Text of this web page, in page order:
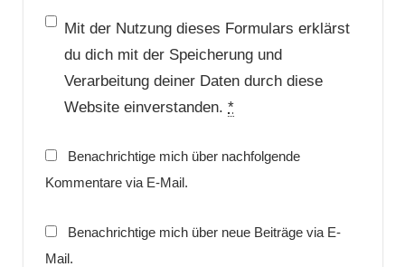
Mit der Nutzung dieses Formulars erklärst
du dich mit der Speicherung und
Verarbeitung deiner Daten durch diese
Website einverstanden. *
Benachrichtige mich über nachfolgende
Kommentare via E-Mail.
Benachrichtige mich über neue Beiträge via E-
Mail.